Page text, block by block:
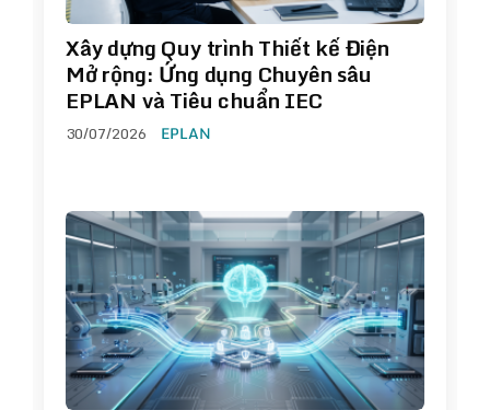
Xây dựng Quy trình Thiết kế Điện
Mở rộng: Ứng dụng Chuyên sâu
EPLAN và Tiêu chuẩn IEC
30/07/2026 EPLAN